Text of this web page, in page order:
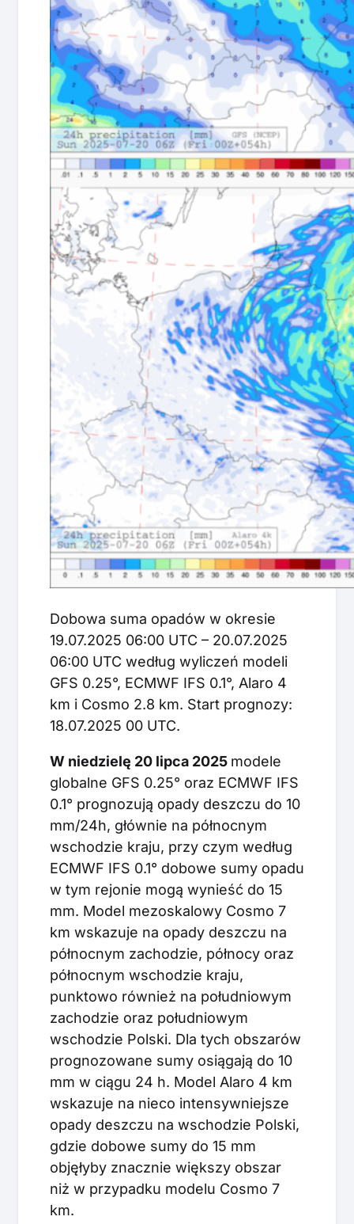
Dobowa suma opadów w okresie
19.07.2025 06:00 UTC – 20.07.2025
06:00 UTC według wyliczeń modeli
GFS 0.25°, ECMWF IFS 0.1°, Alaro 4
km i Cosmo 2.8 km. Start prognozy:
18.07.2025 00 UTC.
W niedzielę 20 lipca 2025 modele
globalne GFS 0.25° oraz ECMWF IFS
0.1° prognozują opady deszczu do 10
mm/24h, głównie na północnym
wschodzie kraju, przy czym według
ECMWF IFS 0.1° dobowe sumy opadu
w tym rejonie mogą wynieść do 15
mm. Model mezoskalowy Cosmo 7
km wskazuje na opady deszczu na
północnym zachodzie, północy oraz
północnym wschodzie kraju,
punktowo również na południowym
zachodzie oraz południowym
wschodzie Polski. Dla tych obszarów
prognozowane sumy osiągają do 10
mm w ciągu 24 h. Model Alaro 4 km
wskazuje na nieco intensywniejsze
opady deszczu na wschodzie Polski,
gdzie dobowe sumy do 15 mm
objęłyby znacznie większy obszar
niż w przypadku modelu Cosmo 7
km.